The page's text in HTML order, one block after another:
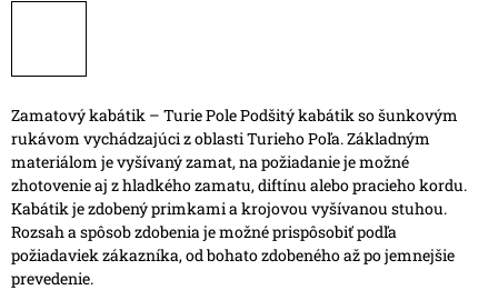
Zamatový kabátik – Turie PolePodšitý kabátik so šunkovým
rukávom vychádzajúci z oblasti Turieho Poľa.Základným
materiálom je vyšívaný zamat, na požiadanie je možné
zhotovenie aj z hladkého zamatu, diftínu alebo pracieho kordu.
Kabátik je zdobený primkami a krojovou vyšívanou stuhou.
Rozsah a spôsob zdobenia je možné prispôsobiť podľa
požiadaviek zákazníka, od bohato zdobeného až po jemnejšie
prevedenie.